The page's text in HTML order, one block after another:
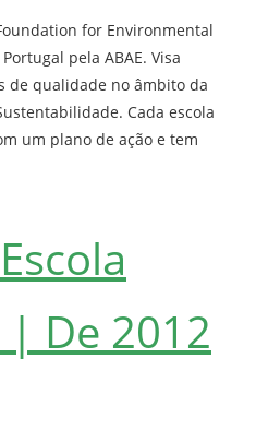
for Environmental
pela ABAE. Visa
de qualidade no âmbito da
Cada escola
um plano de ação e tem
De 2012